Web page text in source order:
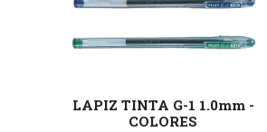
LAPIZ TINTA G-1 1.0mm -
COLORES
Ver detalles